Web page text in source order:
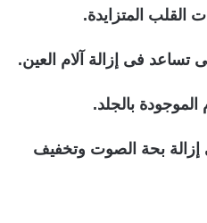
القلب المتزايدة.
تساعد فى إزالة آلام العين.
بالجلد.
إزالة بحة الصوت وتخفيف